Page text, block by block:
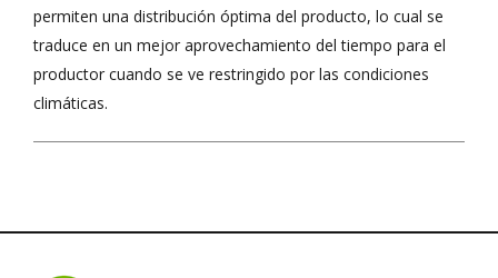
permiten una distribución óptima del producto, lo cual se
traduce en un mejor aprovechamiento del tiempo para el
productor cuando se ve restringido por las condiciones
climáticas.